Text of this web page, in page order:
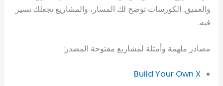
والعميق. الكورسات توضح لك المسار، والمشاريع تجعلك تسير
فيه.
مصادر ملهمة وأمثلة لمشاريع مفتوحة المصدر:
Build Your Own X